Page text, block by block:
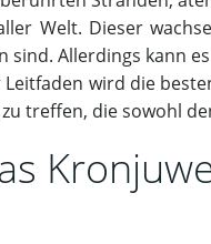
Welt. Dieser
sind. Allerdings kann
wird die
treffen, die sowohl